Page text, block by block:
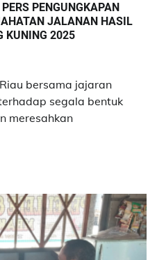
PENGUNGKAPAN
JALANAN HASIL
KUNING 2025
bersama jajaran
segala bentuk
meresahkan